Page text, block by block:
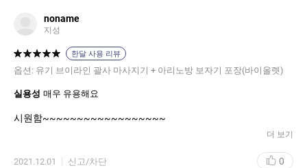
noname
지성
한달 사용 리뷰
옵션: 유기 브이라인 괄사 마사지기 + 아리노방 보자기 포장(바이올렛)
실용성 매우 유용해요
시원함~~~~~~~~~~~~~~~~~~
더 보기
2021.12.01 신고/차단 0